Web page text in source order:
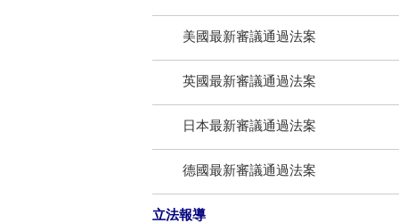
美國最新審議通過法案
英國最新審議通過法案
日本最新審議通過法案
德國最新審議通過法案
立法報導